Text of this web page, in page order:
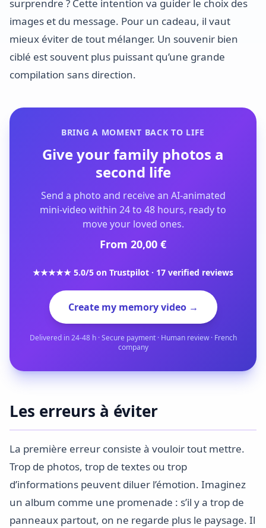
surprendre ? Cette intention va guider le choix des
images et du message. Pour un cadeau, il vaut
mieux éviter de tout mélanger. Un souvenir bien
ciblé est souvent plus puissant qu’une grande
compilation sans direction.
BRING A MOMENT BACK TO LIFE
Give your family photos a
second life
Send a photo and receive an AI-animated
mini-video within 24 to 48 hours, ready to
move your loved ones.
From 20,00 €
★★★★★ 5.0/5 on Trustpilot · 17 verified reviews
Create my memory video →
Delivered in 24-48 h · Secure payment · Human review · French
company
Les erreurs à éviter
La première erreur consiste à vouloir tout mettre.
Trop de photos, trop de textes ou trop
d’informations peuvent diluer l’émotion. Imaginez
un album comme une promenade : s’il y a trop de
panneaux partout, on ne regarde plus le paysage. Il